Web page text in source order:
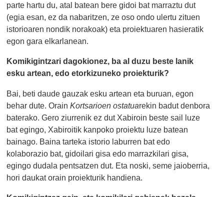
parte hartu du, atal batean bere gidoi bat marraztu dut
(egia esan, ez da nabaritzen, ze oso ondo ulertu zituen
istorioaren nondik norakoak) eta proiektuaren hasieratik
egon gara elkarlanean.
Komikigintzari dagokionez, ba al duzu beste lanik
esku artean, edo etorkizuneko proiekturik?
Bai, beti daude gauzak esku artean eta buruan, egon
behar dute. OrainKortsarioen ostatuarekin badut denbora
baterako. Gero ziurrenik ez dut Xabiroin beste sail luze
bat egingo, Xabiroitik kanpoko proiektu luze batean
bainago. Baina tarteka istorio laburren bat edo
kolaborazio bat, gidoilari gisa edo marrazkilari gisa,
egingo dudala pentsatzen dut. Eta noski, seme jaioberria,
hori daukat orain proiekturik handiena.